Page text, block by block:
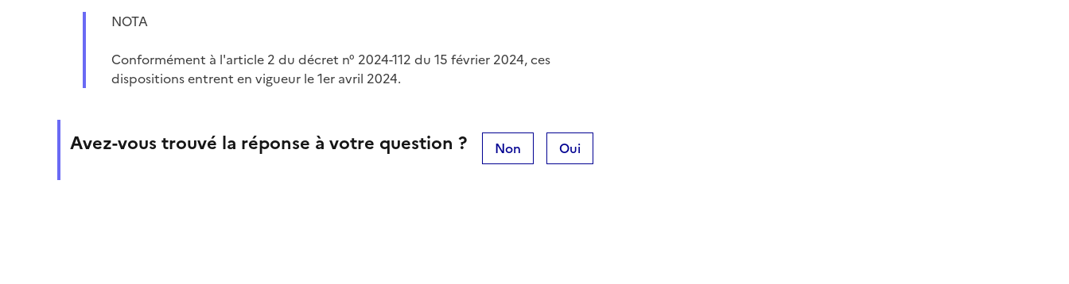
NOTA
Conformément à l'article 2 du décret n° 2024-112 du 15 février 2024, ces
dispositions entrent en vigueur le 1er avril 2024.
Avez-vous trouvé la réponse à votre question ? Non Oui